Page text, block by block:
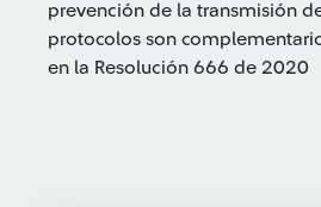
prevención de la transmisión
protocolos son
en la Resolución 666 de 2020